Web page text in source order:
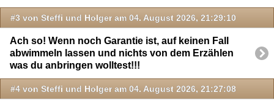
#3 von Steffi und Holger am 04. August 2026, 21:29:10
Ach so! Wenn noch Garantie ist, auf keinen Fall
abwimmeln lassen und nichts von dem Erzählen
was du anbringen wolltest!!!
#4 von Steffi und Holger am 04. August 2026, 21:27:08